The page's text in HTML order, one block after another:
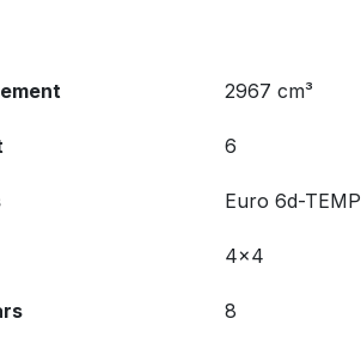
2967 cm³
6
Euro 6d-TEMP
4x4
8